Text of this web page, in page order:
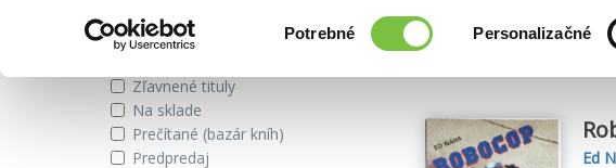
súhlasu
Potrebné Personalizačné
Zobraziť iba
Zľavnené tituly
Na sklade
Prečítané (bazár kníh)
Predpredaj
Našli sme
Ed